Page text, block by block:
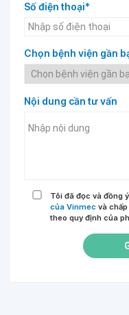
Số điện thoại*
Chọn bệnh viện gần
Nội dung cần tư vấn
Tôi đã đọc và đồng
của Vinmec và
theo quy định của